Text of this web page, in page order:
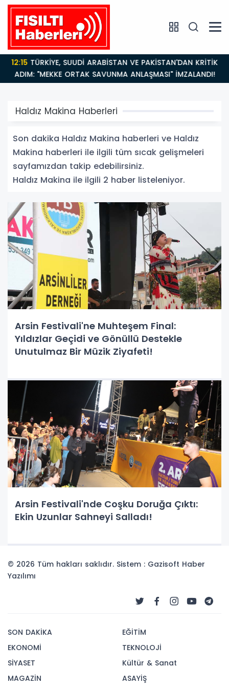
12:15
ADIM: "MEKKE ORTAK SAVUNMA ANLAŞMASI" İMZALANDI!
Haldız Makina Haberleri
Son dakika Haldız Makina haberleri ve Haldız
Makina haberleri ile ilgili tüm sıcak gelişmeleri
sayfamızdan takip edebilirsiniz.
Haldız Makina ile ilgili 2 haber listeleniyor.
Arsin Festivali'ne Muhteşem Final:
Yıldızlar Geçidi ve Gönüllü Destekle
Unutulmaz Bir Müzik Ziyafeti!
Arsin Festivali'nde Coşku Doruğa Çıktı:
Ekin Uzunlar Sahneyi Salladı!
© 2026 Tüm hakları saklıdır. Sistem : Gazisoft Haber
Yazılımı
SON DAKİKA
EKONOMİ
SİYASET
MAGAZİN
EĞİTİM
TEKNOLOJİ
Kültür & Sanat
ASAYİŞ